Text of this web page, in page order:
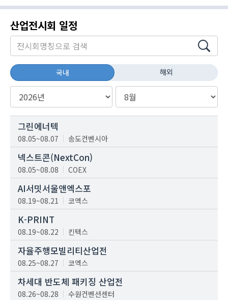
산업전시회 일정
국내 해외
그린에너텍
08.05~08.07 송도컨벤시아
넥스트콘(NextCon)
08.05~08.08 COEX
AI서밋서울앤엑스포
08.19~08.21 코엑스
K-PRINT
08.19~08.22 킨텍스
자율주행모빌리티산업전
08.25~08.27 코엑스
차세대 반도체 패키징 산업전
08.26~08.28 수원컨벤션센터